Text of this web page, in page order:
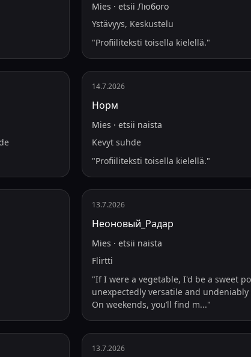
Mies · etsii Любого
Ystävyys, Keskustelu
"Profiiliteksti toisella kielellä."
14.7.2026
Норм
Mies · etsii naista
Kevyt suhde
"Profiiliteksti toisella kielellä."
13.7.2026
Неоновый_Радар
Mies · etsii naista
Flirtti
"If I were a vegetable, I'd be a sweet
unexpectedly versatile and undeniably
On weekends, you’ll find m..."
13.7.2026